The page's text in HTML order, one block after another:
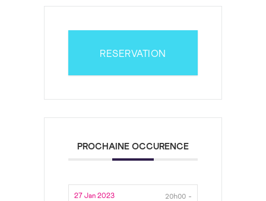
RESERVATION
PROCHAINE OCCURENCE
27 Jan 2023 20h00 -